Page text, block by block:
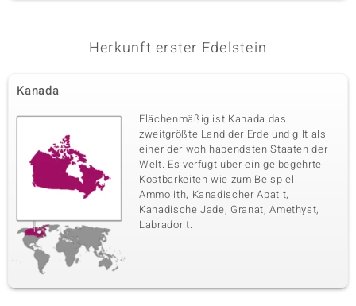
Herkunft erster Edelstein
Kanada
Flächenmäßig ist Kanada das
zweitgrößte Land der Erde und gilt als
einer der wohlhabendsten Staaten der
Welt. Es verfügt über einige begehrte
Kostbarkeiten wie zum Beispiel
Ammolith, Kanadischer Apatit,
Kanadische Jade, Granat, Amethyst,
Labradorit.